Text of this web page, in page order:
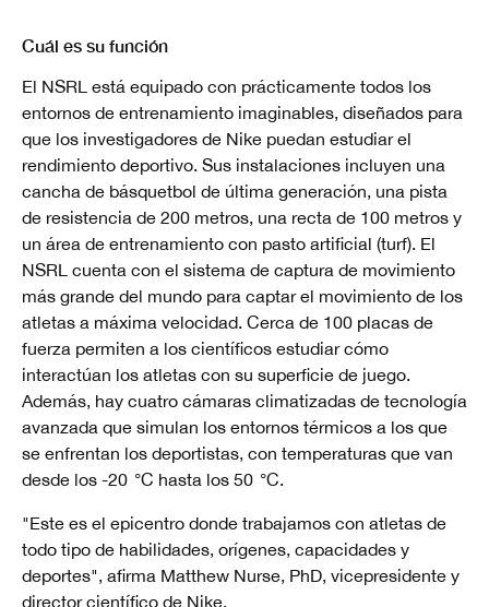
Cuál es su función
El NSRL está equipado con prácticamente todos los
entornos de entrenamiento imaginables, diseñados para
que los investigadores de Nike puedan estudiar el
rendimiento deportivo. Sus instalaciones incluyen una
cancha de básquetbol de última generación, una pista
de resistencia de 200 metros, una recta de 100 metros y
un área de entrenamiento con pasto artificial (turf). El
NSRL cuenta con el sistema de captura de movimiento
más grande del mundo para captar el movimiento de los
atletas a máxima velocidad. Cerca de 100 placas de
fuerza permiten a los científicos estudiar cómo
interactúan los atletas con su superficie de juego.
Además, hay cuatro cámaras climatizadas de tecnología
avanzada que simulan los entornos térmicos a los que
se enfrentan los deportistas, con temperaturas que van
desde los -20 °C hasta los 50 °C.
"Este es el epicentro donde trabajamos con atletas de
todo tipo de habilidades, orígenes, capacidades y
deportes", afirma Matthew Nurse, PhD, vicepresidente y
director científico de Nike.